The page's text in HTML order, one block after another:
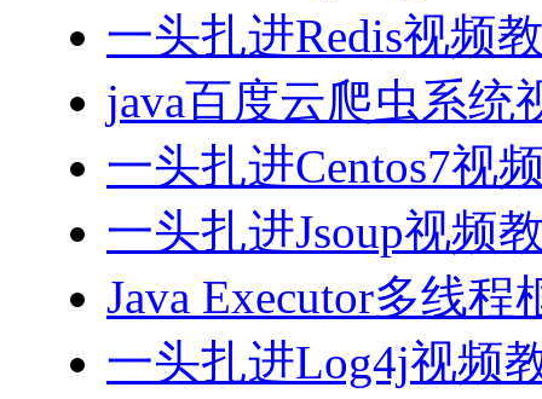
一头扎进Redis视频
java百度云爬虫系统
一头扎进Centos7视
一头扎进Jsoup视频
Java Executor多线
一头扎进Log4j视频